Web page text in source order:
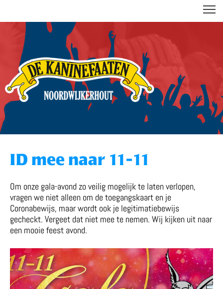
ID mee naar 11-11
Om onze gala-avond zo veilig mogelijk te laten verlopen,
vragen we niet alleen om de toegangskaart en je
Coronabewijs, maar wordt ook je legitimatiebewijs
gecheckt. Vergeet dat niet mee te nemen. Wij kijken uit naar
een mooie feest avond.